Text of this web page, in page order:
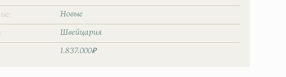
Новые
Швейцаpия
1.837.000₽